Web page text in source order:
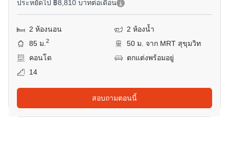
ประหยัดไป ฿8,810 บาทต่อเดือน
2 ห้องนอน
2 ห้องน้ำ
85 ม.2
50 ม. จาก MRT สุขุมวิท
คอนโด
ตกแต่งพร้อมอยู่
14
สอบถามตอนนี้